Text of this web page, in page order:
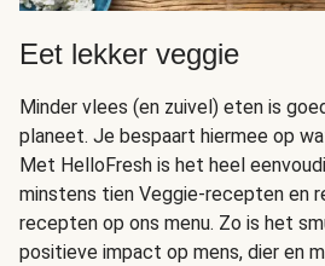
Eet lekker veggie
Minder vlees (en zuivel) eten is
planeet. Je bespaart hiermee op
Met HelloFresh is het heel
minstens tien Veggie-recepten en
recepten op ons menu. Zo is het
positieve impact op mens, dier en